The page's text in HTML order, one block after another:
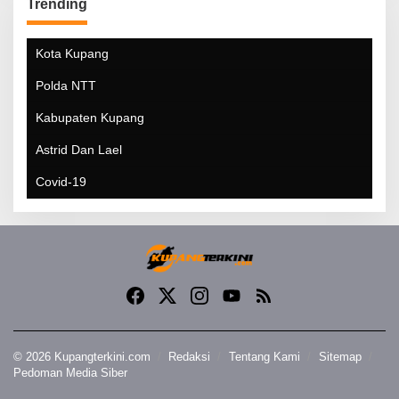
Trending
Kota Kupang
Polda NTT
Kabupaten Kupang
Astrid Dan Lael
Covid-19
© 2026 Kupangterkini.com Redaksi Tentang Kami
Sitemap
Pedoman Media Siber